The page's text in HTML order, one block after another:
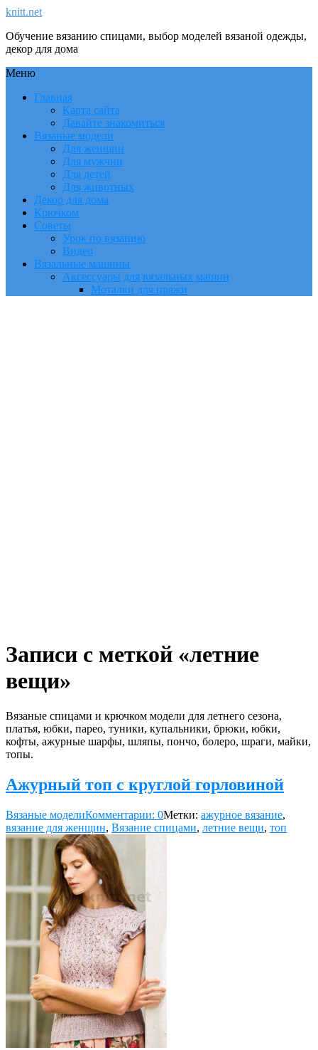
knitt.net
Обучение вязанию спицами, выбор моделей вязаной одежды,
декор для дома
Меню
Главная
Карта сайта
Давайте знакомиться
Вязаные модели
Для женщин
Для мужчин
Для детей
Для животных
Декор для дома
Крючком
Советы
Урок по вязанию
Видео
Вязальные машины
Аксессуары для вязальных машин
Моталки для пряжи
Записи с меткой «летние
вещи»
Вязаные спицами и крючком модели для летнего сезона,
платья, юбки, парео, туники, купальники, брюки, юбки,
кофты, ажурные шарфы, шляпы, пончо, болеро, шраги, майки,
топы.
Ажурный топ с круглой горловиной
Вязаные моделиКомментарии: 0Метки: ажурное вязание,
вязание для женщин, Вязание спицами, летние вещи, топ